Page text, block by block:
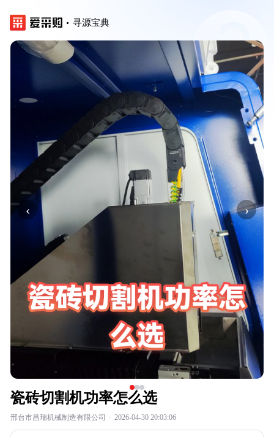
寻源宝典
‹ ›
瓷砖切割机功率怎么选
邢台市昌瑞机械制造有限公司 · 2026-04-30 20:03:06